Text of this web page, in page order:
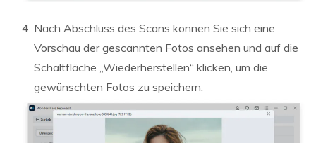
Nach Abschluss des Scans können Sie sich eine
Vorschau der gescannten Fotos ansehen und auf die
Schaltfläche „Wiederherstellen“ klicken, um die
gewünschten Fotos zu speichern.